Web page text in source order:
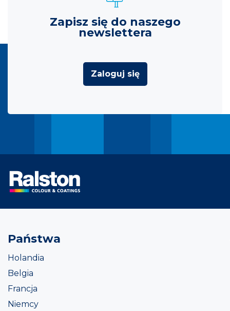
Zapisz się do naszego
newslettera
Zaloguj się
Państwa
Holandia
Belgia
Francja
Niemcy